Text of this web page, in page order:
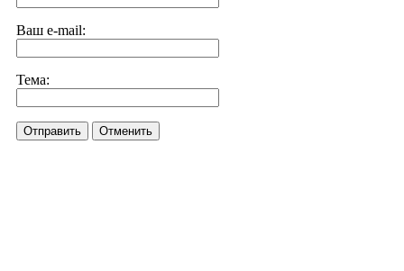
Ваш e-mail:
Тема:
Отправить Отменить